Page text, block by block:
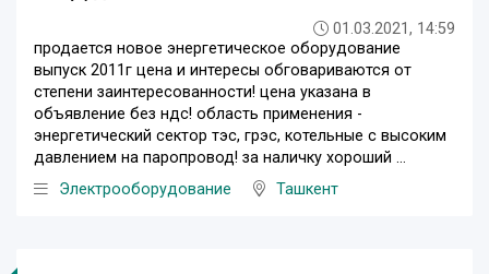
01.03.2021, 14:59
продается новое энергетическое оборудование
выпуск 2011г цена и интересы обговариваются от
степени заинтересованности! цена указана в
объявление без ндс! область применения -
энергетический сектор тэс, грэс, котельные с высоким
давлением на паропровод! за наличку хороший ...
Электрооборудование
Ташкент